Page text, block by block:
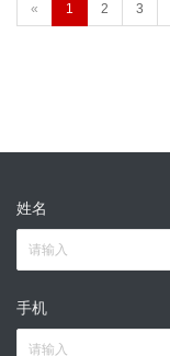
« 1 2 3
姓名
手机